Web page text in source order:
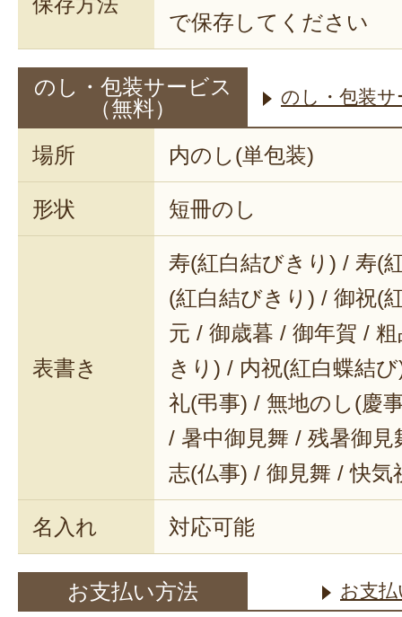
で保存してください
のし・包装サービス
（無料）
のし・包装
場所 内のし(単包装)
形状 短冊のし
表書き
寿(紅白結びきり) / 寿(
(紅白結びきり) / 御祝(
元 / 御歳暮 / 御年賀 /
きり) / 内祝(紅白蝶結
礼(弔事) / 無地のし(慶
/ 暑中御見舞 / 残暑御
志(仏事) / 御見舞 / 快気
名入れ 対応可能
お支払い方法 お支